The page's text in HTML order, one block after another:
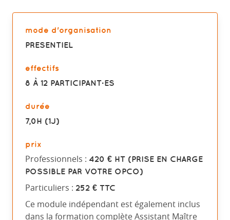
mode d'organisation
PRESENTIEL
effectifs
8 À 12 PARTICIPANT·ES
durée
7,0H (1J)
prix
Professionnels : 420 € HT (PRISE EN CHARGE
POSSIBLE PAR VOTRE OPCO)
Particuliers : 252 € TTC
Ce module indépendant est également inclus
dans la formation complète Assistant Maître